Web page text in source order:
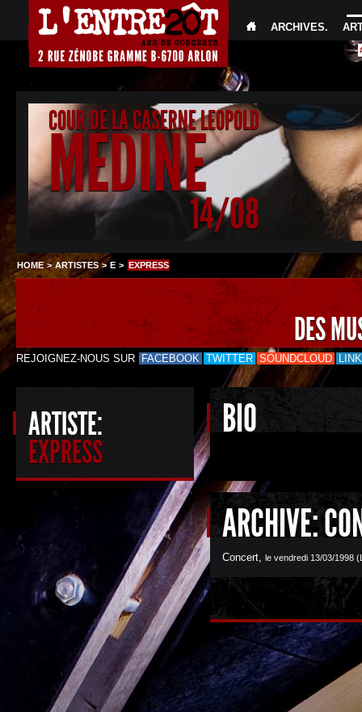
ARCHIVES.
COUR DE LA CASERNE LEOPOLD
MEDINE
14/08
HOME >ARTISTES>E > EXPRESS
DES
REJOIGNEZ-NOUS SUR FACEBOOK TWITTER SOUNDCLOUD
ARTISTE:
EXPRESS
BIO
ARCHIVE:
Concert, le vendredi 13/03/1998